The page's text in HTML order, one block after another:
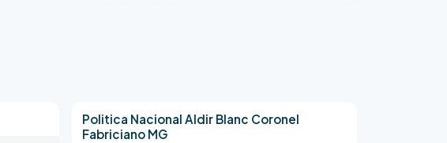
Politica Nacional Aldir Blanc Coronel
Fabriciano MG